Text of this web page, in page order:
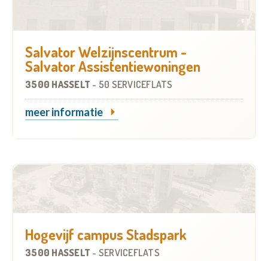
Salvator Welzijnscentrum -
Salvator Assistentiewoningen
3500 HASSELT - 50 SERVICEFLATS
meer informatie
Hogevijf campus Stadspark
3500 HASSELT - SERVICEFLATS